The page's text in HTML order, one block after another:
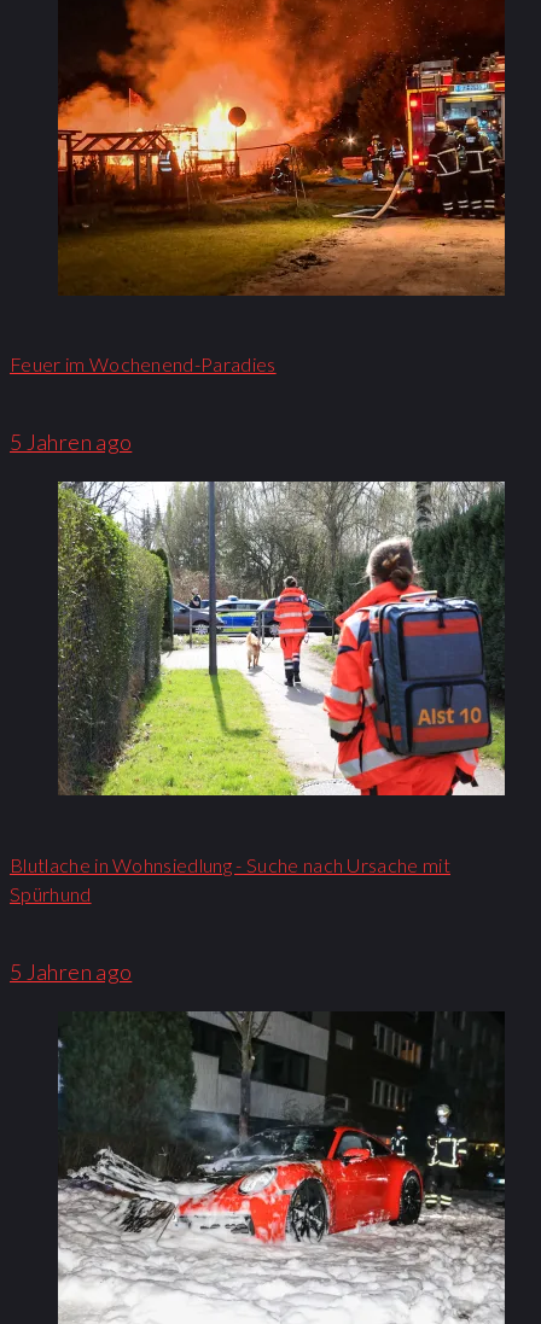
Feuer im Wochenend-Paradies
5 Jahren ago
Blutlache in Wohnsiedlung - Suche nach Ursache mit
Spürhund
5 Jahren ago